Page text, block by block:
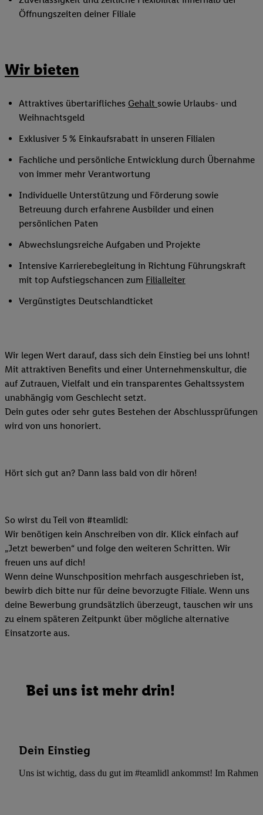
Öffnungszeiten deiner Filiale
Wir bieten
Attraktives übertarifliches Gehalt sowie Urlaubs- und
Weihnachtsgeld
Exklusiver 5 % Einkaufsrabatt in unseren Filialen
Fachliche und persönliche Entwicklung durch Übernahme
von immer mehr Verantwortung
Individuelle Unterstützung und Förderung sowie
Betreuung durch erfahrene Ausbilder und einen
persönlichen Paten
Abwechslungsreiche Aufgaben und Projekte
Intensive Karrierebegleitung in Richtung Führungskraft
mit top Aufstiegschancen zum Filialleiter
Vergünstigtes Deutschlandticket
Wir legen Wert darauf, dass sich dein Einstieg bei uns lohnt!
Mit attraktiven Benefits und einer Unternehmenskultur, die
auf Zutrauen, Vielfalt und ein transparentes Gehaltssystem
unabhängig vom Geschlecht setzt.
Dein gutes oder sehr gutes Bestehen der Abschlussprüfungen
wird von uns honoriert.
Hört sich gut an? Dann lass bald von dir hören!
So wirst du Teil von #teamlidl:
Wir benötigen kein Anschreiben von dir. Klick einfach auf
„Jetzt bewerben“ und folge den weiteren Schritten. Wir
freuen uns auf dich!
Wenn deine Wunschposition mehrfach ausgeschrieben ist,
bewirb dich bitte nur für deine bevorzugte Filiale. Wenn uns
deine Bewerbung grundsätzlich überzeugt, tauschen wir uns
zu einem späteren Zeitpunkt über mögliche alternative
Einsatzorte aus.
Bei uns ist mehr drin!
Dein Einstieg
Uns ist wichtig, dass du gut im #teamlidl ankommst! Im Rahmen